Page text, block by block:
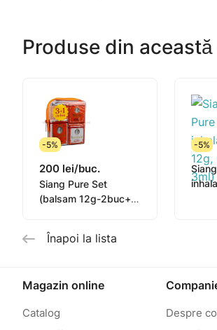
Produse din
-5%
200 lei/buc.
Siang Pure Set
(balsam 12g-2buc+
-5%
Înapoi la lista
Magazin online
Catalog
Despre